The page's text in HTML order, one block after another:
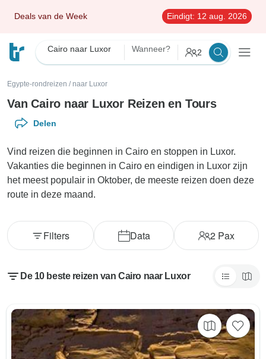
Deals van de Week Eindigt: 12 aug. 2026
Cairo naar Luxor Wanneer? 2
Egypte-rondreizen / naar Luxor
Van Cairo naar Luxor Reizen en Tours
Delen
Vind reizen die beginnen in Cairo en stoppen in Luxor.
Vakanties die beginnen in Cairo en eindigen in Luxor zijn
het meest populair in Oktober, de meeste reizen doen deze
route in deze maand.
Data 2 Pax
Filters
De 10 beste reizen van Cairo naar Luxor